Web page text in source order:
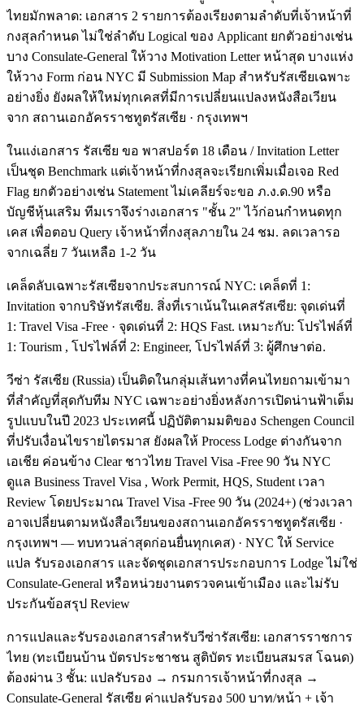
ไทยมักพลาด: เอกสาร 2 รายการต้องเรียงตามลำดับที่เจ้าหน้าที่
กงสุลกำหนด ไม่ใช่ลำดับ Logical ของ Applicant ยกตัวอย่างเช่น
บาง Consulate-General ให้วาง Motivation Letter หน้าสุด บางแห่ง
ให้วาง Form ก่อน NYC มี Submission Map สำหรับรัสเซียเฉพาะ
อย่างยิ่ง ยังผลให้ใหม่ทุกเคสที่มีการเปลี่ยนแปลงหนังสือเวียน
จาก สถานเอกอัครราชทูตรัสเซีย · กรุงเทพฯ
ในแง่เอกสาร รัสเซีย ขอ พาสปอร์ต 18 เดือน / Invitation Letter
เป็นชุด Benchmark แต่เจ้าหน้าที่กงสุลจะเรียกเพิ่มเมื่อเจอ Red
Flag ยกตัวอย่างเช่น Statement ไม่เคลียร์จะขอ ภ.ง.ด.90 หรือ
บัญชีหุ้นเสริม ทีมเราจึงร่างเอกสาร "ชั้น 2" ไว้ก่อนกำหนดทุก
เคส เพื่อตอบ Query เจ้าหน้าที่กงสุลภายใน 24 ชม. ลดเวลารอ
จากเฉลี่ย 7 วันเหลือ 1-2 วัน
เคล็ดลับเฉพาะรัสเซียจากประสบการณ์ NYC: เคล็ดที่ 1:
Invitation จากบริษัทรัสเซีย. สิ่งที่เราเน้นในเคสรัสเซีย: จุดเด่นที่
1: Travel Visa -Free · จุดเด่นที่ 2: HQS Fast. เหมาะกับ: โปรไฟล์ที่
1: Tourism , โปรไฟล์ที่ 2: Engineer, โปรไฟล์ที่ 3: ผู้ศึกษาต่อ.
วีซ่า รัสเซีย (Russia) เป็นติดในกลุ่มเส้นทางที่คนไทยถามเข้ามา
ที่สำคัญที่สุดกับทีม NYC เฉพาะอย่างยิ่งหลังการเปิดน่านฟ้าเต็ม
รูปแบบในปี 2023 ประเทศนี้ ปฏิบัติตามมติของ Schengen Council
ที่ปรับเงื่อนไขรายไตรมาส ยังผลให้ Process Lodge ต่างกันจาก
เอเชีย ค่อนข้าง Clear ชาวไทย Travel Visa -Free 90 วัน NYC
ดูแล Business Travel Visa , Work Permit, HQS, Student เวลา
Review โดยประมาณ Travel Visa -Free 90 วัน (2024+) (ช่วงเวลา
อาจเปลี่ยนตามหนังสือเวียนของสถานเอกอัครราชทูตรัสเซีย ·
กรุงเทพฯ — ทบทวนล่าสุดก่อนยื่นทุกเคส) · NYC ให้ Service
แปล รับรองเอกสาร และจัดชุดเอกสารประกอบการ Lodge ไม่ใช่
Consulate-General หรือหน่วยงานตรวจคนเข้าเมือง และไม่รับ
ประกันข้อสรุป Review
การแปลและรับรองเอกสารสำหรับวีซ่ารัสเซีย: เอกสารราชการ
ไทย (ทะเบียนบ้าน บัตรประชาชน สูติบัตร ทะเบียนสมรส โฉนด)
ต้องผ่าน 3 ชั้น: แปลรับรอง → กรมการเจ้าหน้าที่กงสุล →
Consulate-General รัสเซีย ค่าแปลรับรอง 500 บาท/หน้า + เจ้า